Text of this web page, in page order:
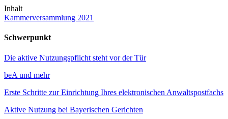
Inhalt
Kammerversammlung 2021
Schwerpunkt
Die aktive Nutzungspflicht steht vor der Tür
beA und mehr
Erste Schritte zur Einrichtung Ihres elektronischen Anwaltspostfachs
Aktive Nutzung bei Bayerischen Gerichten